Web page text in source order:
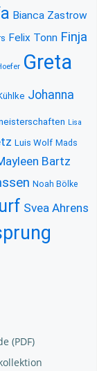
Bianca Zastrow
Felix Tonn Finja
Greta
Johanna
Lisa
Luis Wolf Mads
Bartz
Noah Bölke
Svea Ahrens
(PDF)